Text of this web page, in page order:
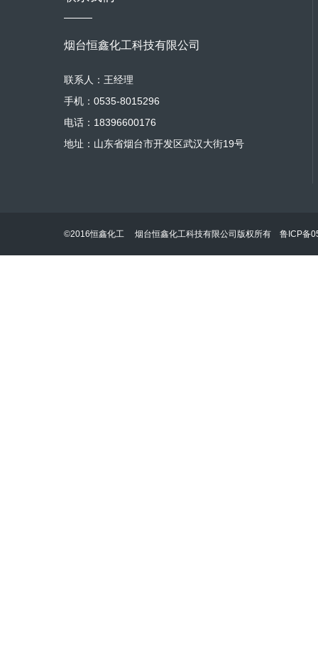
烟台恒鑫化工科技有限公司
联系人：王经理
手机：0535-8015296
电话：18396600176
地址：山东省烟台市开发区武汉大街19号
©2016恒鑫化工 烟台恒鑫化工科技有限公司版权所有 鲁ICP备